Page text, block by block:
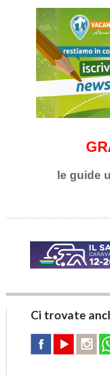
le guide
Ci trovate